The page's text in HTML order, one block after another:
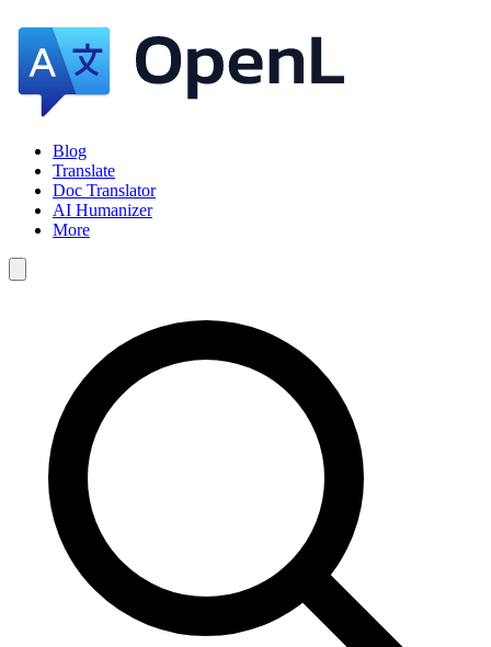
Blog
Translate
Doc Translator
AI Humanizer
More